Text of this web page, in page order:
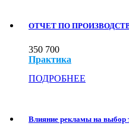
ОТЧЕТ ПО
350 700
Практика
ПОДРОБНЕЕ
Влияние рекламы на выбор